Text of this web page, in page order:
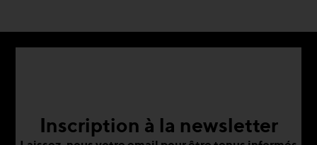
Inscription à la newsletter